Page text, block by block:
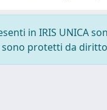
in IRIS UNICA
protetti da